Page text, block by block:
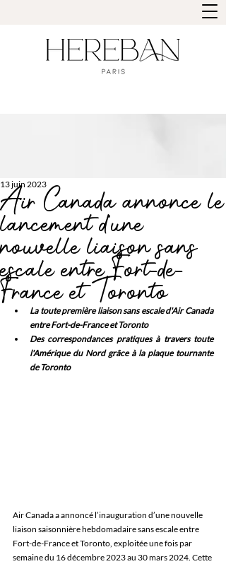
Air Canada annonce le
lancement d’une
nouvelle liaison sans
escale entre Fort-de-
France et Toronto
13 juin 2023
La toute première liaison sans escale d'Air Canada
entre Fort-de-France et Toronto
Des correspondances pratiques à travers toute
l'Amérique du Nord grâce à la plaque tournante
de Toronto
Air Canada a annoncé l’inauguration d’une nouvelle
liaison saisonnière hebdomadaire sans escale entre
Fort-de-France et Toronto, exploitée une fois par
semaine du 16 décembre 2023 au 30 mars 2024. Cette